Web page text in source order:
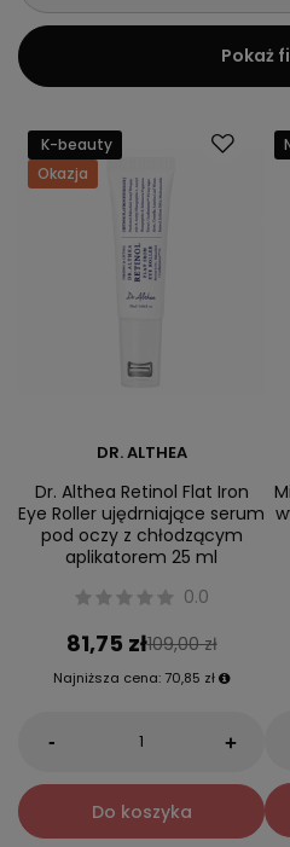
Pokaż
K-beauty
Okazja
DR. ALTHEA
Dr. Althea Retinol Flat Iron
Eye Roller ujędrniające serum
pod oczy z chłodzącym
aplikatorem 25 ml
0.0
81,75 zł109,00 zł
Najniższa cena: 70,85 zł
- +
Do koszyka